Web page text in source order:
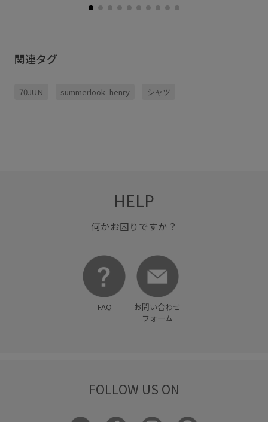
関連タグ
70JUN summerlook_henry シャツ
HELP
何かお困りですか？
FAQ
お問い合わせ
フォーム
FOLLOW US ON